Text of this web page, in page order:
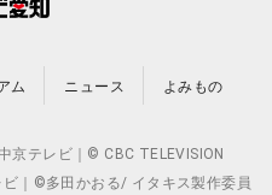
ム ニュース よみもの
京テレビ｜© CBC TELEVISION
｜©多田かおる/ イタキス製作委員